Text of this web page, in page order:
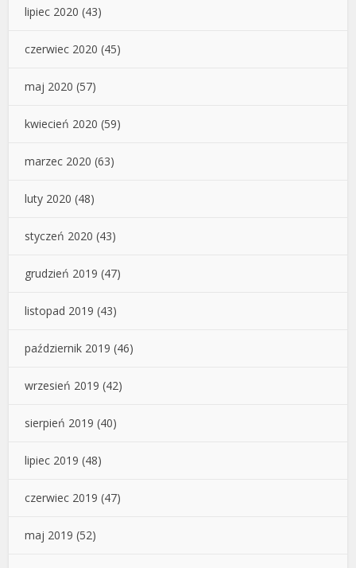
lipiec 2020 (43)
czerwiec 2020 (45)
maj 2020 (57)
kwiecień 2020 (59)
marzec 2020 (63)
luty 2020 (48)
styczeń 2020 (43)
grudzień 2019 (47)
listopad 2019 (43)
październik 2019 (46)
wrzesień 2019 (42)
sierpień 2019 (40)
lipiec 2019 (48)
czerwiec 2019 (47)
maj 2019 (52)